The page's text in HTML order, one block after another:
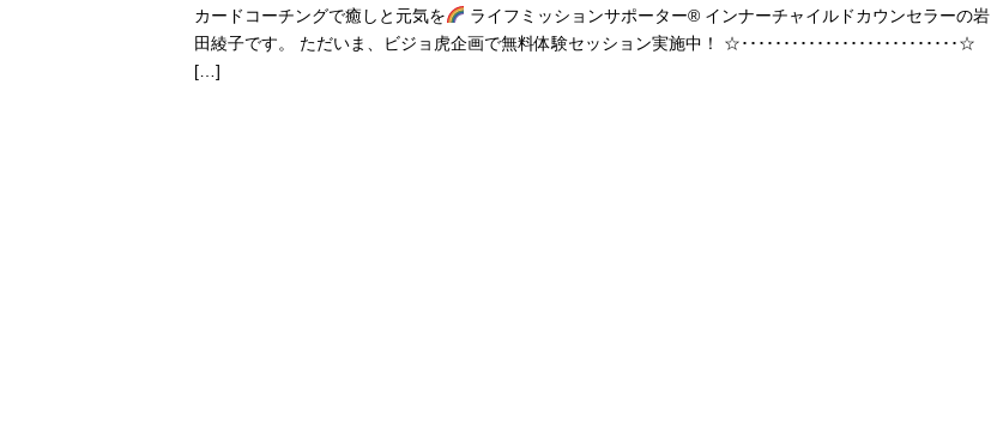
カードコーチングで癒しと元気を
ライフミッションサポーター® インナーチャイルドカウンセラーの岩
田綾子です。 ただいま、ビジョ虎企画で無料体験セッション実施中！ ☆･･････････････････････････☆
[…]